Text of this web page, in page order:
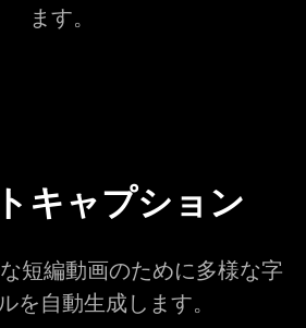
ます。
キャプション
短編動画のために多様な字
を自動生成します。